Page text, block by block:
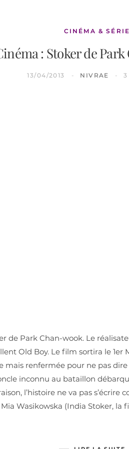
CINÉMA &
: Stoker de
13/04/2013 NIVRAE 3
de Park Chan-wook. Le
Old Boy. Le film sortira le 1er
mais renfermée pour ne pas
inconnu au bataillon
l’histoire ne va pas s’écrire
Wasikowska (India Stoker, la